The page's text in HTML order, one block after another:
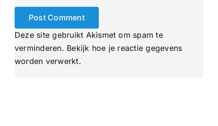
Deze site gebruikt Akismet om spam te
verminderen. Bekijk hoe je reactie gegevens
worden verwerkt.